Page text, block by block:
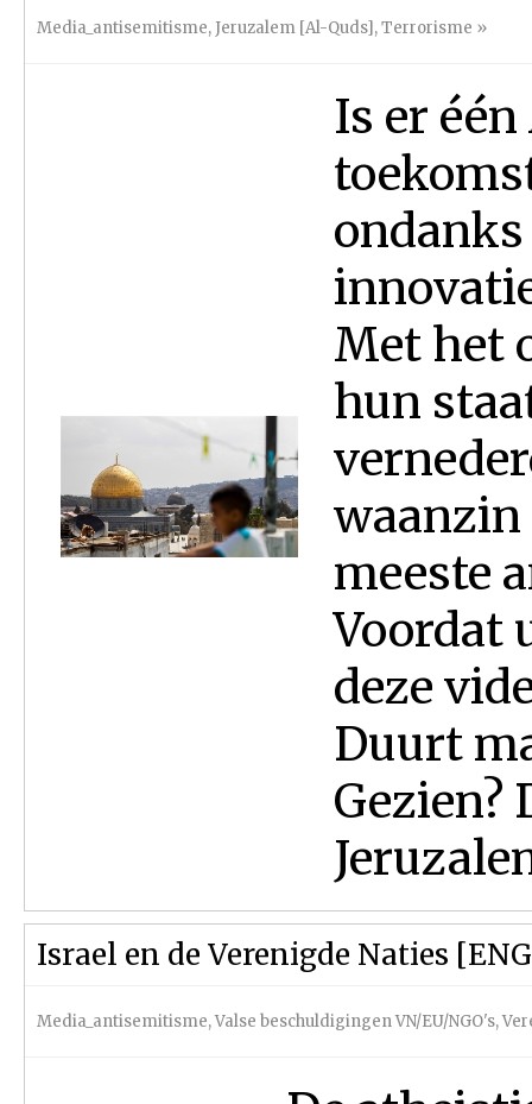
Media_antisemitisme, Jeruzalem [Al-Quds],Terrorisme »
Is er
Met het
hun
waanzin
meeste
Voordat
deze
Duurt
Gezien?
Israel en de Verenigde Naties
Media_antisemitisme,Valse beschuldigingen VN/EU/NGO's,